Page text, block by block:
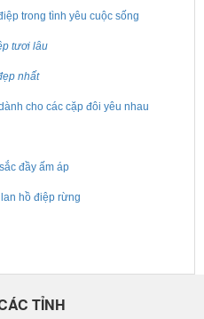
trong tình yêu cuộc sống
tươi lâu
nhất
cho các cặp đôi yêu nhau
đầy ấm áp
hồ điệp rừng
TỈNH